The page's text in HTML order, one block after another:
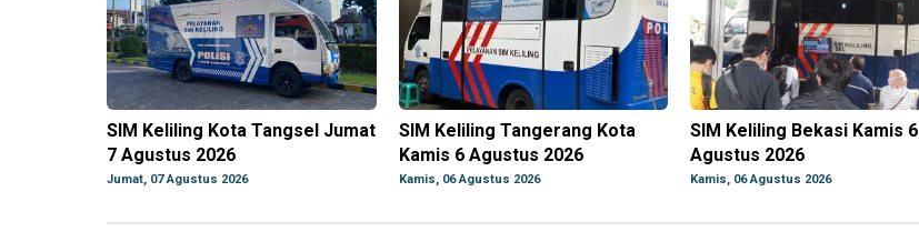
SIM Keliling Kota Tangsel Jumat
7 Agustus 2026
Jumat, 07 Agustus 2026
SIM Keliling Tangerang Kota
Kamis 6 Agustus 2026
Kamis, 06 Agustus 2026
SIM Keliling Bekasi Kamis 6
Agustus 2026
Kamis, 06 Agustus 2026